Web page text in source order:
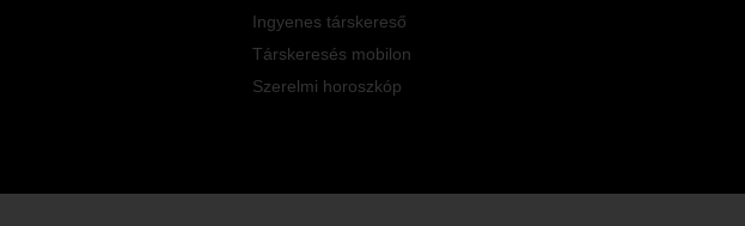
Ingyenes társkereső
Társkeresés mobilon
Szerelmi horoszkóp